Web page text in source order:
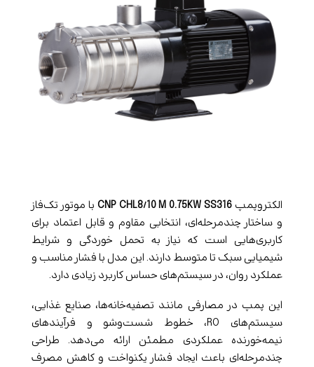
الکتروپمپ CNP CHL8/10 M 0.75KW SS316 با موتور تک‌فاز
و ساختار چندمرحله‌ای، انتخابی مقاوم و قابل اعتماد برای
کاربری‌هایی است که نیاز به تحمل خوردگی و شرایط
شیمیایی سبک تا متوسط دارند. این مدل با فشار مناسب و
عملکرد روان، در سیستم‌های حساس کاربرد زیادی دارد.
این پمپ در مصارفی مانند تصفیه‌خانه‌ها، صنایع غذایی،
سیستم‌های RO، خطوط شست‌وشو و فرآیندهای
نیمه‌خورنده عملکردی مطمئن ارائه می‌دهد. طراحی
چندمرحله‌ای باعث ایجاد فشار یکنواخت و کاهش مصرف